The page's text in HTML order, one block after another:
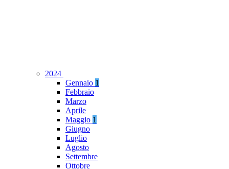
2024
Gennaio 1
Febbraio
Marzo
Aprile
Maggio 1
Giugno
Luglio
Agosto
Settembre
Ottobre